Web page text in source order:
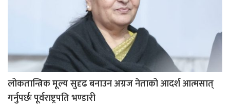
लोकतान्त्रिक मूल्य सुदृढ बनाउन अग्रज नेताको आदर्श आत्मसात्
गर्नुपर्छः पूर्वराष्ट्रपति भण्डारी